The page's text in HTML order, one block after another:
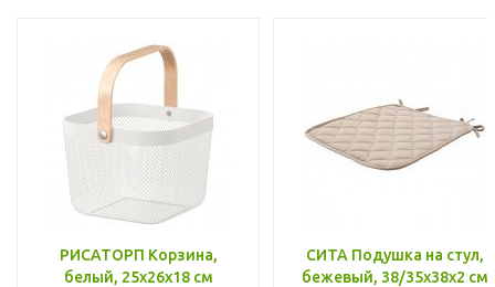
РИСАТОРП Корзина,
белый, 25x26x18 см
СИТА Подушка на стул,
бежевый, 38/35x38x2 см